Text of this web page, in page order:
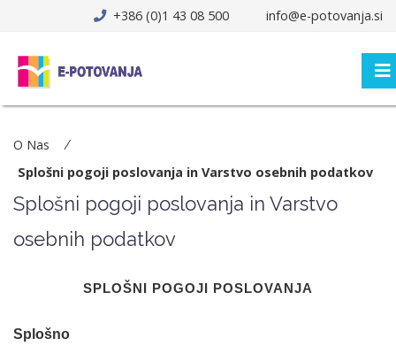
+386 (0)1 43 08 500 info@e-potovanja.si
O Nas
Splošni pogoji poslovanja in Varstvo osebnih podatkov
Splošni pogoji poslovanja in Varstvo
osebnih podatkov
SPLOŠNI POGOJI POSLOVANJA
Splošno